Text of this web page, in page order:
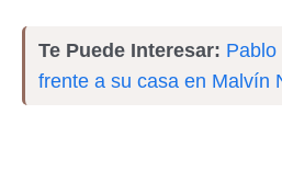
Te Puede Interesar: Pablo
frente a su casa en Malvín